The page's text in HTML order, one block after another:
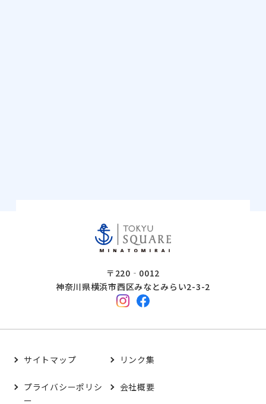
〒220‐0012
神奈川県横浜市西区みなとみらい2-3-2
サイトマップ リンク集
プライバシーポリシ
ー
会社概要